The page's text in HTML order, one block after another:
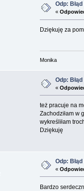
Odp:
«
Dziękuję za
Monika
Odp:
«
też pracuje na
Zachodziłam w
wykreśliłam
Dziękuję
Odp:
«
Bardzo